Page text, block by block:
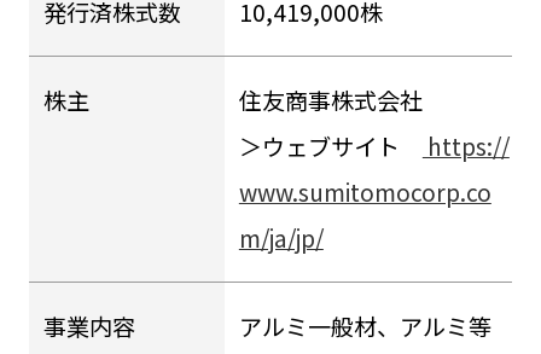
発行済株式数 10,419,000株
株主
住友商事株式会社
＞ウェブサイト
https://
www.sumitomocorp.co
m/ja/jp/
事業内容
アルミ一般材、アルミ等